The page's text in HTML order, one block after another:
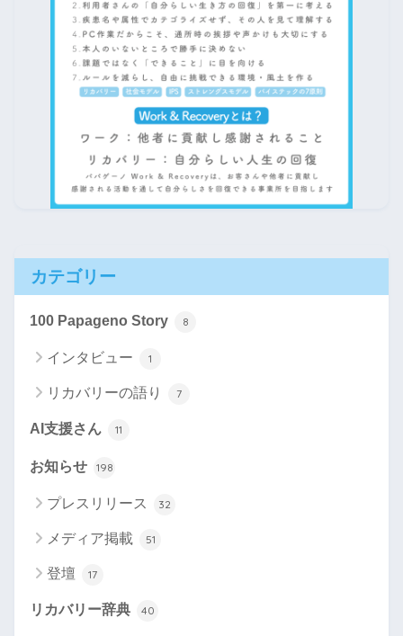
カテゴリー
100 Papageno Story 8
インタビュー 1
リカバリーの語り 7
AI支援さん 11
お知らせ 198
プレスリリース 32
メディア掲載 51
登壇 17
リカバリー辞典 40